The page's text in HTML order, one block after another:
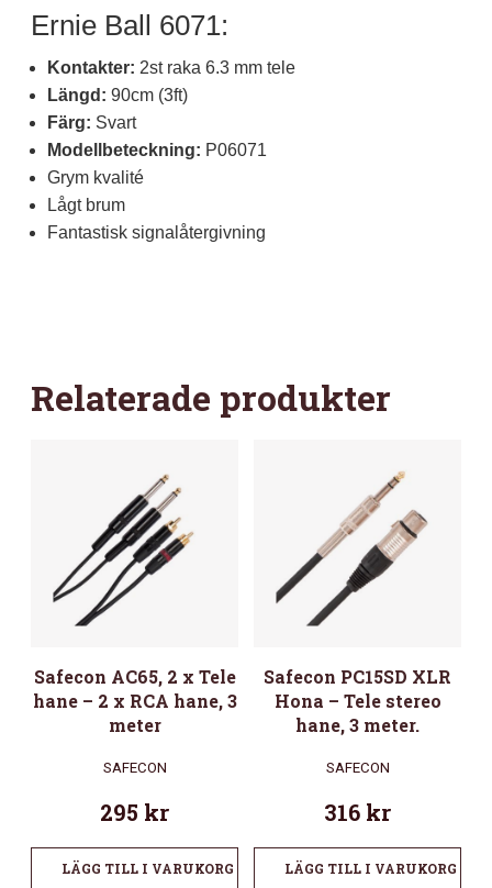
Ernie Ball 6071:
Kontakter: 2st raka 6.3 mm tele
Längd: 90cm (3ft)
Färg: Svart
Modellbeteckning: P06071
Grym kvalité
Lågt brum
Fantastisk signalåtergivning
Relaterade produkter
Safecon AC65, 2 x Tele
hane – 2 x RCA hane, 3
meter
SAFECON
295 kr
LÄGG TILL I VARUKORG
Safecon PC15SD XLR
Hona – Tele stereo
hane, 3 meter.
SAFECON
316 kr
LÄGG TILL I VARUKORG